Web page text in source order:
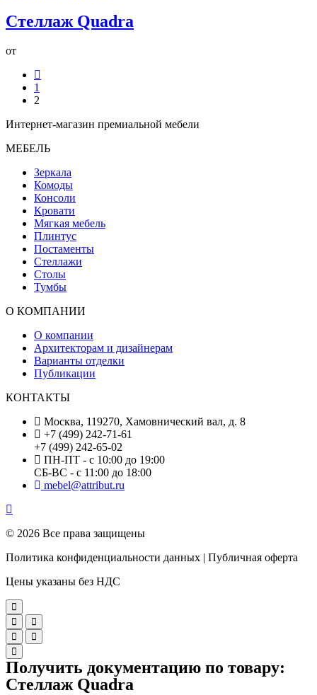
Стеллаж Quadra
от
1
2
Интернет-магазин премиальной мебели
МЕБЕЛЬ
Зеркала
Комоды
Консоли
Кровати
Мягкая мебель
Плинтус
Постаменты
Стеллажи
Столы
Тумбы
О КОМПАНИИ
О компании
Архитекторам и дизайнерам
Варианты отделки
Публикации
КОНТАКТЫ
Москва, 119270, Хамовнический вал, д. 8
+7 (499) 242-71-61
+7 (499) 242-65-02
ПН-ПТ - с 10:00 до 19:00
СБ-ВС - с 11:00 до 18:00
mebel@attribut.ru
© 2026 Все права защищены
Политика конфиденциальности данных | Публичная оферта
Цены указаны без НДС
Получить документацию по товару:
Стеллаж Quadra